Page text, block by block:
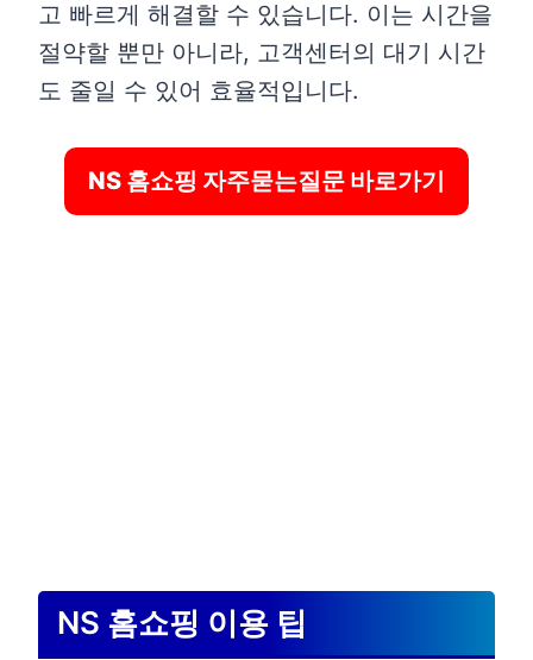
고 빠르게 해결할 수 있습니다. 이는 시간을
절약할 뿐만 아니라, 고객센터의 대기 시간
도 줄일 수 있어 효율적입니다.
NS 홈쇼핑 자주묻는질문 바로가기
NS 홈쇼핑 이용 팁